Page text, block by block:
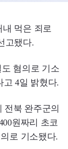
먹은 죄로
고됐다.
혐의로 기소
고 4일 밝혔다.
전북 완주군의
원짜리 초코
로 기소됐다.